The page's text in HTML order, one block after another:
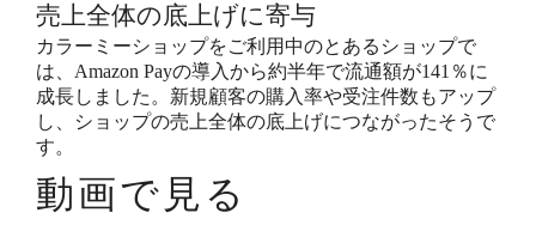
売上全体の底上げに寄与
カラーミーショップをご利用中のとあるショップで
は、Amazon Payの導入から約半年で流通額が141％に
成長しました。新規顧客の購入率や受注件数もアップ
し、ショップの売上全体の底上げにつながったそうで
す。
動画で見る